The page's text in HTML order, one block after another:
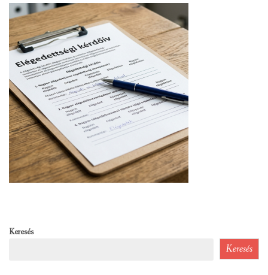
Keresés
Keresés